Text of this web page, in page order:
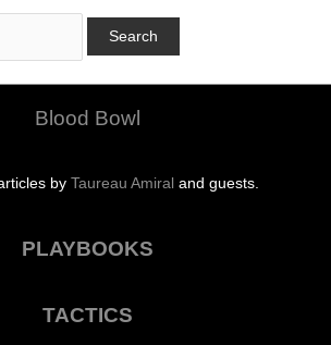
Blood Bowl
by Taureau Amiral and guests.
PLAYBOOKS
TACTICS